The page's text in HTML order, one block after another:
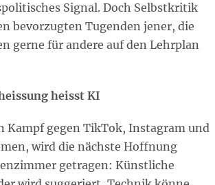
Signal. Doch Selbstkritik
bevorzugten Tugenden jener, die
gerne für andere auf den Lehrplan
heisst KI
Kampf gegen TikTok, Instagram und
wird die nächste Hoffnung
getragen: Künstliche